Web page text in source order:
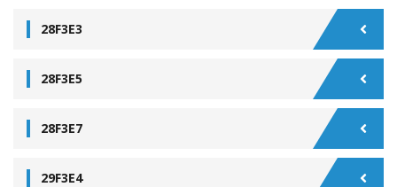
28F3E3
28F3E5
28F3E7
29F3E4